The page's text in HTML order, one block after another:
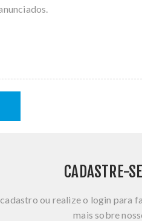
CADASTRE-
cadastro ou realize o login para
mais sobre